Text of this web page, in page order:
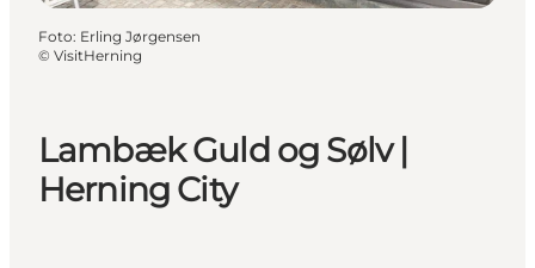
Lambæk Guld og Sølv |
Herning City
Foto: Erling Jørgensen
© VisitHerning